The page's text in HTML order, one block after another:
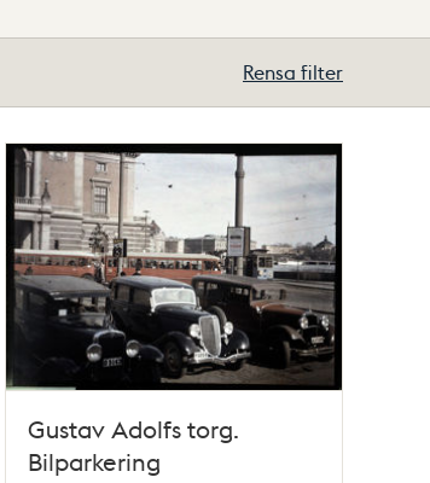
Rensa filter
Gustav Adolfs torg.
Bilparkering